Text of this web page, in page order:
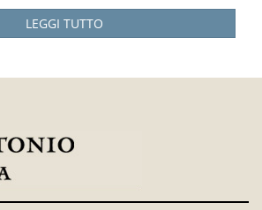
LEGGI TUTTO